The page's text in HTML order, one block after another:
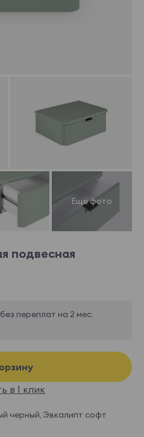
подвесная
без переплат на 2 мес.
в 1 клик
черный, Эвкалипт софт